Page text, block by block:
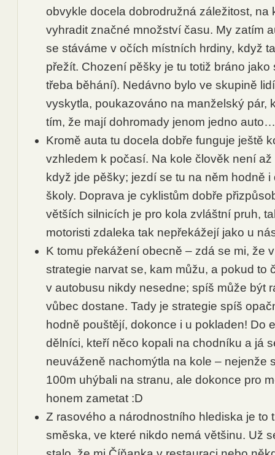
obvykle docela dobrodružná záležitost, na
vyhradit značné množství času. My zatím
se stáváme v očích místních hrdiny, když
přežít. Chození pěšky je tu totiž bráno
třeba běhání). Nedávno bylo ve skupině
vyskytla, poukazováno na manželský pár,
tím, že mají dohromady jenom jedno
Kromě auta tu docela dobře funguje ještě
vzhledem k počasí. Na kole člověk není
když jde pěšky; jezdí se tu na něm hodně
školy. Doprava je cyklistům dobře
větších silnicích je pro kola zvláštní pruh,
motoristi zdaleka tak nepřekážejí jako u
K tomu překážení obecně – zdá se mi, že
strategie narvat se, kam můžu, a pokud to
v autobusu nikdy nesedne; spíš může být
vůbec dostane. Tady je strategie spíš
hodně pouštějí, dokonce i u pokladen! Do
dělníci, kteří něco kopali na chodníku a já
neuváženě nachomýtla na kole – nejenže
100m uhýbali na stranu, ale dokonce pro
honem zametat :D
Z rasového a národnostního hlediska je to
směska, ve které nikdo nemá většinu. Už